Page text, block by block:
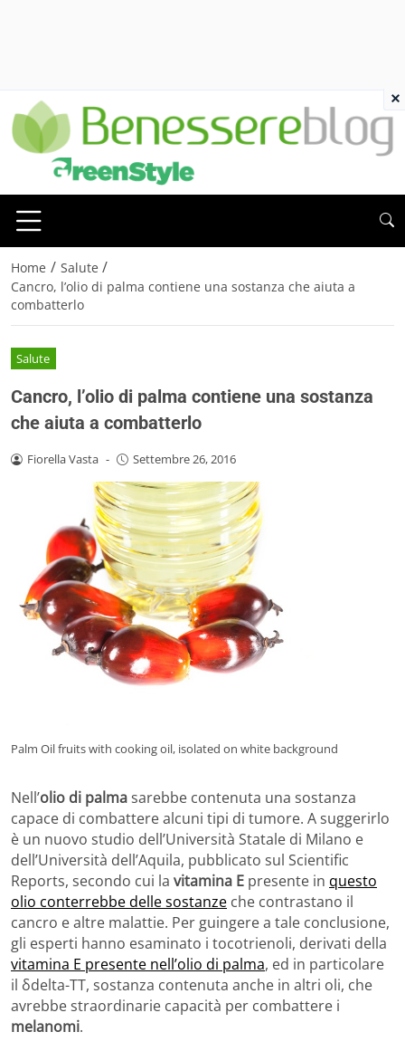
Home / Salute /
Cancro, l’olio di palma contiene una sostanza che aiuta a
combatterlo
Salute
Cancro, l’olio di palma contiene una sostanza
che aiuta a combatterlo
Fiorella Vasta - Settembre 26, 2016
Palm Oil fruits with cooking oil, isolated on white background
Nell’olio di palmasarebbe contenuta una sostanza
capace di combattere alcuni tipi di tumore. A suggerirlo
è un nuovo studio dell’Università Statale di Milano e
dell’Università dell’Aquila, pubblicato sul Scientific
Reports, secondo cui la vitamina E presente in questo
olio conterrebbe delle sostanze che contrastano il
cancro e altre malattie. Per guingere a tale conclusione,
gli esperti hanno esaminato i tocotrienoli, derivati della
vitamina E presente nell’olio di palma, ed in particolare
il δdelta-TT, sostanza contenuta anche in altri oli, che
avrebbe straordinarie capacità per combattere i
melanomi.
×